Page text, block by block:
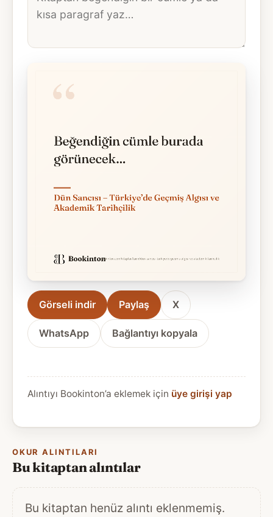
metni
Görseli indir Paylaş X
WhatsApp Bağlantıyı kopyala
Alıntıyı Bookinton’a eklemek için üye girişi yap
OKUR ALINTILARI
Bu kitaptan alıntılar
Bu kitaptan henüz alıntı eklenmemiş.